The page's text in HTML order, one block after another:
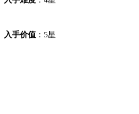
入手价值 ：5星